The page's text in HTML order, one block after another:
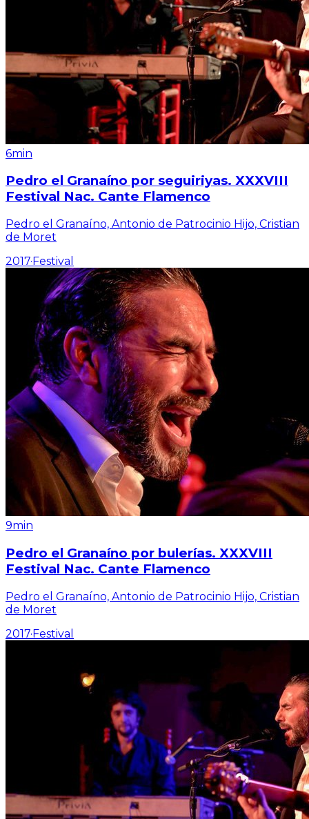
6min
Pedro el Granaíno por seguiriyas. XXXVIII
Festival Nac. Cante Flamenco
Pedro el Granaíno, Antonio de Patrocinio Hijo, Cristian
de Moret
2017· Festival
9min
Pedro el Granaíno por bulerías. XXXVIII
Festival Nac. Cante Flamenco
Pedro el Granaíno, Antonio de Patrocinio Hijo, Cristian
de Moret
2017·Festival